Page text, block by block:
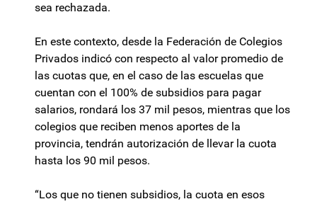
sea rechazada.
En este contexto, desde la Federación de Colegios
Privados indicó con respecto al valor promedio de
las cuotas que, en el caso de las escuelas que
cuentan con el 100% de subsidios para pagar
salarios, rondará los 37 mil pesos, mientras que los
colegios que reciben menos aportes de la
provincia, tendrán autorización de llevar la cuota
hasta los 90 mil pesos.
“Los que no tienen subsidios, la cuota en esos